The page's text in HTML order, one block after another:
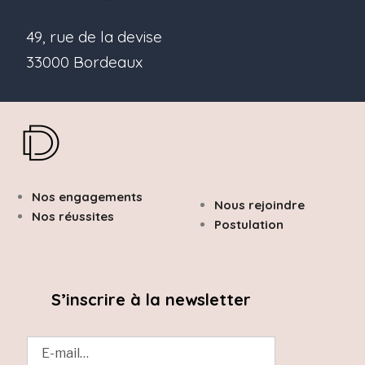
49, rue de la devise
33000 Bordeaux
Nous rejoindre
Postulation
Nos engagements
Nos réussites
S’inscrire à la newsletter